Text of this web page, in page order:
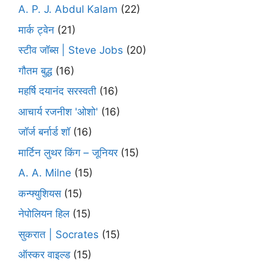
A. P. J. Abdul Kalam (22)
मार्क ट्वेन (21)
स्टीव जॉब्स | Steve Jobs (20)
गौतम बुद्ध (16)
महर्षि दयानंद सरस्वती (16)
आचार्य रजनीश 'ओशो' (16)
जॉर्ज बर्नार्ड शॉ(16)
मार्टिन लुथर किंग – जूनियर(15)
A. A. Milne (15)
कन्फ्युशियस(15)
नेपोलियन हिल(15)
सुकरात | Socrates (15)
ऑस्कर वाइल्ड(15)